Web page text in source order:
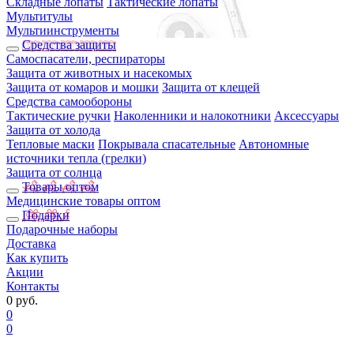
Мультитулы
Мультиинструменты
Средства защиты
Самоспасатели, респираторы
Защита от животных и насекомых
Защита от комаров и мошки Защита от клещей
Средства самообороны
Тактические ручки Наколенники и налокотники Аксессуары
Защита от холода
Тепловые маски Покрывала спасательные Автономные
источники тепла (грелки)
Защита от солнца
Товары оптом
Медицинские товары оптом
Подарки
Подарочные наборы
Доставка
Как купить
Акции
Контакты
0 руб.
0
0